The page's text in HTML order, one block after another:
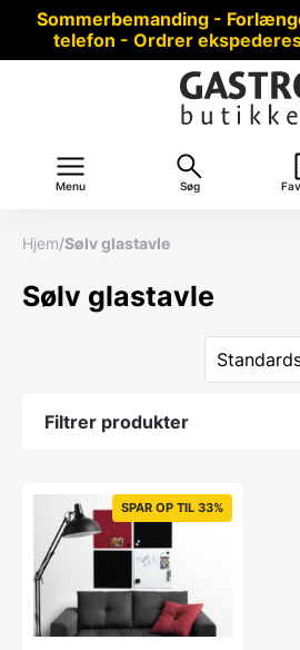
Sommerbemanding -
telefon - Ordrer
Menu Søg
Hjem/Sølv glastavle
Sølv glastavle
Filtrer produkter
SPAR OP TIL 33%